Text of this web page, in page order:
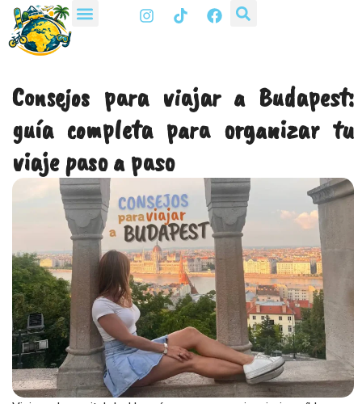
al
contenido
I
n
r
m
T
i
F
a
o
Consejos para viajar a Budapest:
guía completa para organizar tu
viaje paso a paso